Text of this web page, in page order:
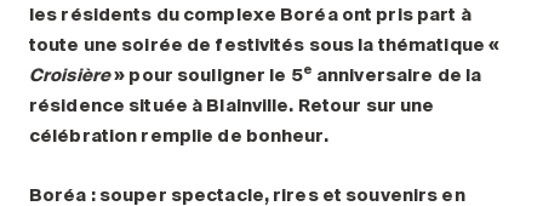
Nouvelles
FAQ
Rechercher&nbsp;:
les résidents du complexe Boréa ont pris part à
toute une soirée de festivités sous la thématique «
Croisière» pour souligner le 5e anniversaire de la
résidence située à Blainville. Retour sur une
célébration remplie de bonheur.
Boréa : souper spectacle, rires et souvenirs en